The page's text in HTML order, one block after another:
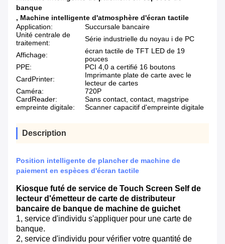
banque
, Machine intelligente d'atmosphère d'écran tactile
Application:
Succursale bancaire
Unité centrale de
traitement:
Série industrielle du noyau i de PC
Affichage:
écran tactile de TFT LED de 19
pouces
PPE:
PCI 4,0 a certifié 16 boutons
CardPrinter:
Imprimante plate de carte avec le
lecteur de cartes
Caméra:
720P
CardReader:
Sans contact, contact, magstripe
empreinte digitale:
Scanner capacitif d'empreinte digitale
Description
Position intelligente de plancher de machine de
paiement en espèces d'écran tactile
Kiosque futé de service de Touch Screen Self de
lecteur d'émetteur de carte de distributeur
bancaire de banque de machine de guichet
1, service d'individu s'appliquer pour une carte de
banque.
2, service d'individu pour vérifier votre quantité de